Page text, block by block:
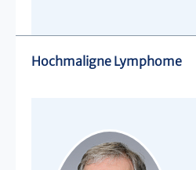
Hochmaligne Lymphome